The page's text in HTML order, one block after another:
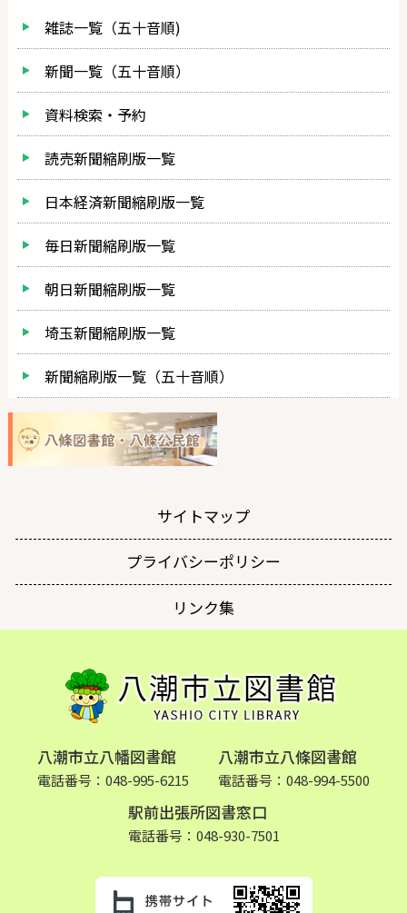
雑誌一覧（五十音順)
新聞一覧（五十音順）
資料検索・予約
読売新聞縮刷版一覧
日本経済新聞縮刷版一覧
毎日新聞縮刷版一覧
朝日新聞縮刷版一覧
埼玉新聞縮刷版一覧
新聞縮刷版一覧（五十音順）
サイトマップ
プライバシーポリシー
リンク集
八潮市立八幡図書館
電話番号：048-995-6215
八潮市立八條図書館
電話番号：048-994-5500
駅前出張所図書窓口
電話番号：048-930-7501